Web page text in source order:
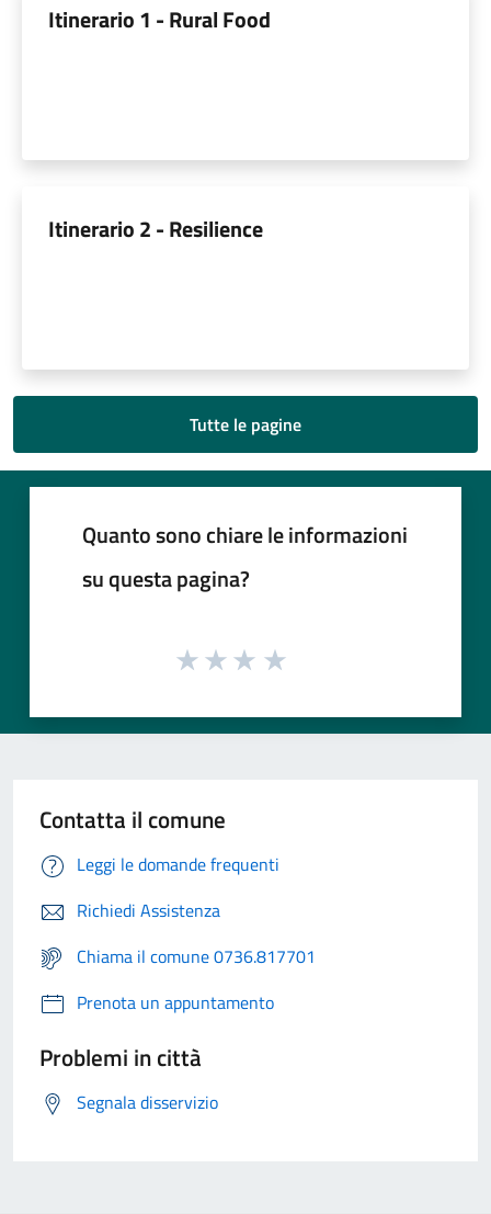
Itinerario 1 - Rural Food
Itinerario 2 - Resilience
Tutte le pagine
Quanto sono chiare le informazioni
su questa pagina?
Contatta il comune
Leggi le domande frequenti
Richiedi Assistenza
Chiama il comune 0736.817701
Prenota un appuntamento
Problemi in città
Segnala disservizio